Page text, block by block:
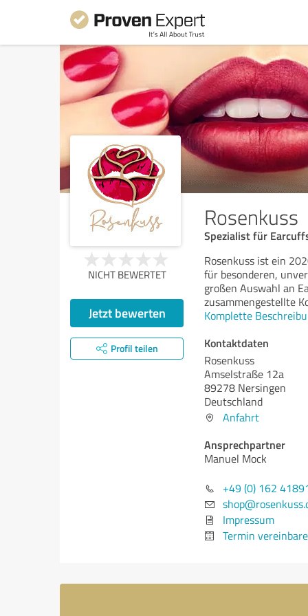
Rosenkuss
Spezialist für
NICHT BEWERTET
Jetzt bewerten
Profil teilen
Rosenkuss ist ein
für besonderen,
großen Auswahl an
zusammengestellte
Komplette
Kontaktdaten
Rosenkuss
Amselstraße 12a
89278 Nersingen
Deutschland
Anfahrt
Ansprechpartner
Manuel Mock
+49 (0) 162
Impressum
Termin